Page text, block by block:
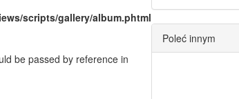
scripts/gallery/album.phtml
be passed by reference in
Poleć innym